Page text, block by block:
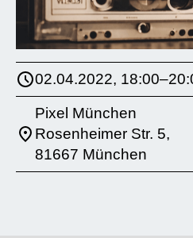
02.04.2022,
Pixel München
Rosenheimer Str. 5,
81667 München